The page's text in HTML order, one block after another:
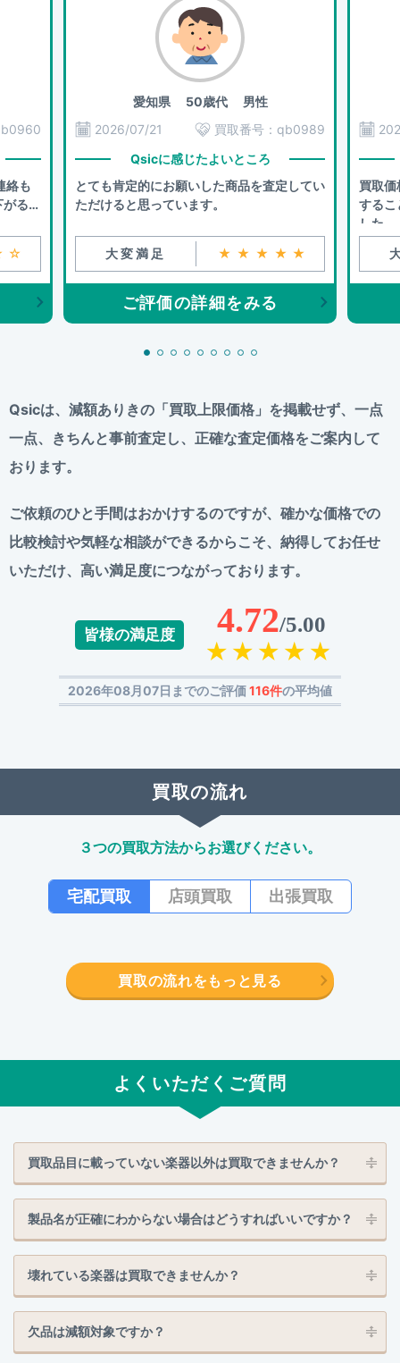
絡も
るこ
愛知県50歳代 男性
2026/07/21
買取番号： qb0989
Qsicに感じたよいところ
とても肯定的にお願いした商品を査定してい
ただけると思っています。
大変満足 ★★★★★
ご評価の詳細をみる
買取
するこ
した。
Qsicは、減額ありきの「買取上限価格」を掲載せず、 一点
一点、きちんと事前査定し、正確な査定価格をご案内して
おります。
ご依頼のひと手間はおかけするのですが、 確かな価格での
比較検討や気軽な相談ができるからこそ、 納得してお任せ
いただけ、高い満足度につながっております。
皆様の満足度 4.72/5.00
2026年08月07日までのご評価116件の平均値
買取の流れ
３つの買取方法からお選びください。
宅配買取 店頭買取 出張買取
買取の流れをもっと見る
よくいただくご質問
買取品目に載っていない楽器以外は買取できませんか？
製品名が正確にわからない場合はどうすればいいですか？
壊れている楽器は買取できませんか？
欠品は減額対象ですか？